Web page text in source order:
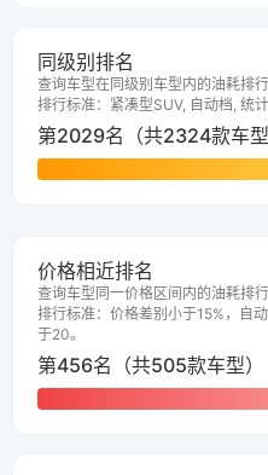
同级别排名
查询车型在同级别车型内的油耗排
排行标准：紧凑型SUV, 自动档, 统
第2029名（共2324款车型
价格相近排名
查询车型同一价格区间内的油耗排
排行标准：价格差别小于15%，自
于20。
第456名（共505款车型）